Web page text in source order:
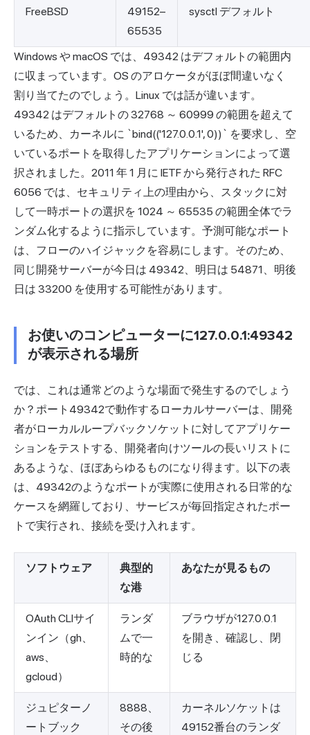
FreeBSD
49152–
65535
sysctl デフォルト
Windows や macOS では、49342 はデフォルトの範囲内
に収まっています。OS のアロケータがほぼ間違いなく
割り当てたのでしょう。Linux では話が違います。
49342 はデフォルトの 32768 ～ 60999 の範囲を超えて
いるため、カーネルに `bind(('127.0.0.1', 0))` を要求し、空
いているポートを取得したアプリケーションによって選
択されました。2011 年 1 月に IETF から発行された RFC
6056 では、セキュリティ上の理由から、スタックに対
して一時ポートの選択を 1024 ～ 65535 の範囲全体でラ
ンダム化するように指示しています。予測可能なポート
は、フローのハイジャックを容易にします。そのため、
同じ開発サーバーが今日は 49342、明日は 54871、明後
日は 33200 を使用する可能性があります。
お使いのコンピューターに127.0.0.1:49342
が表示される場所
では、これは通常どのような場面で発生するのでしょう
か？ポート49342で動作するローカルサーバーは、開発
者がローカルループバックソケットに対してアプリケー
ションをテストする、開発者向けツールの長いリストに
あるような、ほぼあらゆるものになり得ます。以下の表
は、49342のようなポートが実際に使用される日常的な
ケースを網羅しており、サービスが毎回指定されたポー
トで実行され、接続を受け入れます。
ソフトウェア
典型的
な港
あなたが見るもの
OAuth CLIサイ
ンイン（gh、
aws、
gcloud）
ランダ
ムで一
時的な
ブラウザが127.0.0.1
を開き、確認し、閉
じる
ジュピターノ
ートブック
8888、
その後
カーネルソケットは
49152番台のランダ